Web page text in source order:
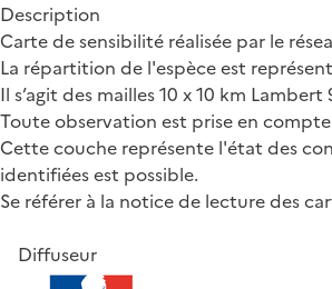
Description
Carte de sensibilité réalisée par le
La répartition de l'espèce est
Il s’agit des mailles 10 x 10 km
Toute observation est prise en
Cette couche représente l'état des
identifiées est possible.
Se référer à la notice de lecture des
Diffuseur